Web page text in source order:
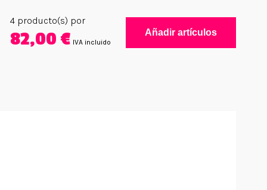
4 producto(s) por
82,00 € IVA incluido
Añadir artículos